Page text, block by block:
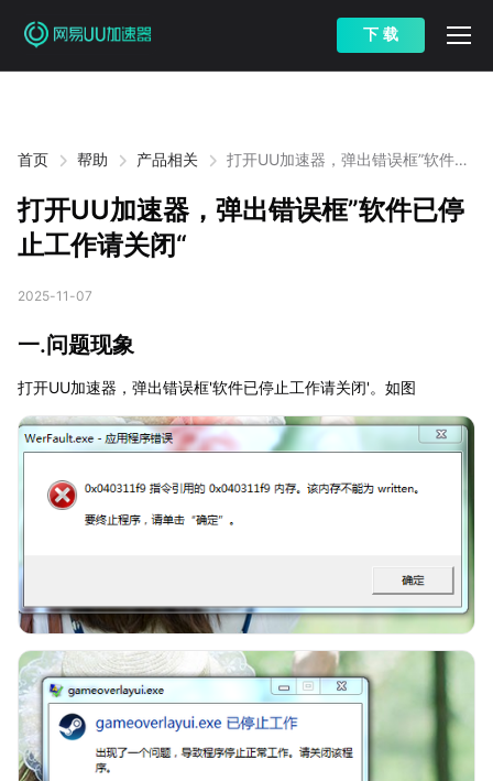
下 载
首页 帮助 产品相关
打开UU加速器，弹出错误框”软件已
打开UU加速器，弹出错误框”软件已停
止工作请关闭“
2025-11-07
一.问题现象
打开UU加速器，弹出错误框'软件已停止工作请关闭'。如图